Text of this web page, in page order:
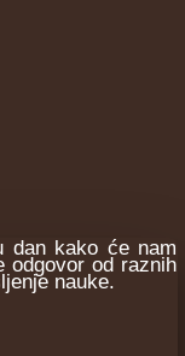
kako će nam
odgovor od raznih
nauke.